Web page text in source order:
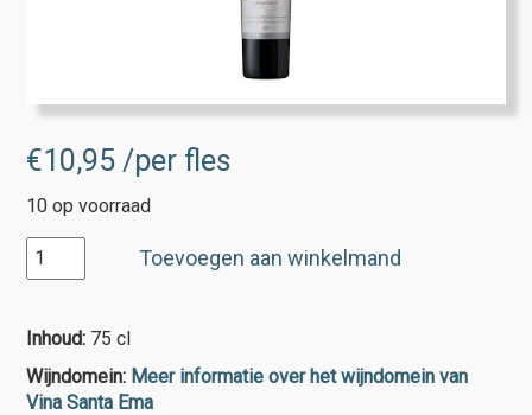
€10,95 /per fles
10 op voorraad
Santa
Ema
Reserva
Merlot
aantal
Toevoegen aan winkelmand
Inhoud: 75 cl
Wijndomein: Meer informatie over het wijndomein van
Vina Santa Ema